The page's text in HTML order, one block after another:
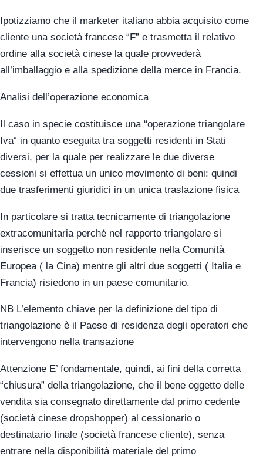
Ipotizziamo che il marketer italiano abbia acquisito come
cliente una società francese “F” e trasmetta il relativo
ordine alla società cinese la quale provvederà
all’imballaggio e alla spedizione della merce in Francia.
Analisi dell’operazione economica
Il caso in specie costituisce una “operazione triangolare
Iva“ in quanto eseguita tra soggetti residenti in Stati
diversi, per la quale per realizzare le due diverse
cessioni si effettua un unico movimento di beni: quindi
due trasferimenti giuridici in un unica traslazione fisica
In particolare si tratta tecnicamente di triangolazione
extracomunitaria perché nel rapporto triangolare si
inserisce un soggetto non residente nella Comunità
Europea ( la Cina) mentre gli altri due soggetti ( Italia e
Francia) risiedono in un paese comunitario.
NB L’elemento chiave per la definizione del tipo di
triangolazione è il Paese di residenza degli operatori che
intervengono nella transazione
Attenzione E’ fondamentale, quindi, ai fini della corretta
“chiusura” della triangolazione, che il bene oggetto delle
vendita sia consegnato direttamente dal primo cedente
(società cinese dropshopper) al cessionario o
destinatario finale (società francese cliente), senza
entrare nella disponibilità materiale del primo